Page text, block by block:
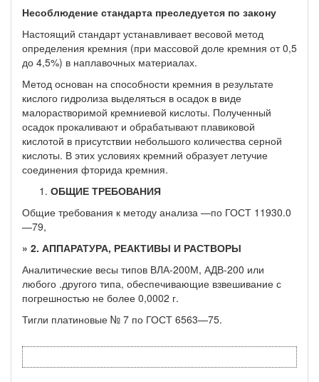
Несоблюдение стандарта преследуется по закону
Настоящий стандарт устанавливает весовой метод
определе­ния кремния (при массовой доле кремния от 0,5
до 4,5%) в на­плавочных материалах.
Метод основан на способности кремния в результате
кисло­го гидролиза выделяться в осадок в виде
малорастворимой крем­ниевой кислоты. Полученный
осадок прокаливают и обрабатыва­ют плавиковой
кислотой в присутствии небольшого количества серной
кислоты. В этих условиях кремний образует летучие
соеди­нения фторида кремния.
ОБЩИЕ ТРЕБОВАНИЯ
Общие требования к методу анализа —по ГОСТ 11930.0
—79,
» 2. АППАРАТУРА, РЕАКТИВЫ И РАСТВОРЫ
Аналитические весы типов ВЛА-200М, АДВ-200 или
любого .другого типа, обеспечивающие взвешивание с
погрешностью не более 0,0002 г.
Тигли платиновые № 7 по ГОСТ 6563—75.